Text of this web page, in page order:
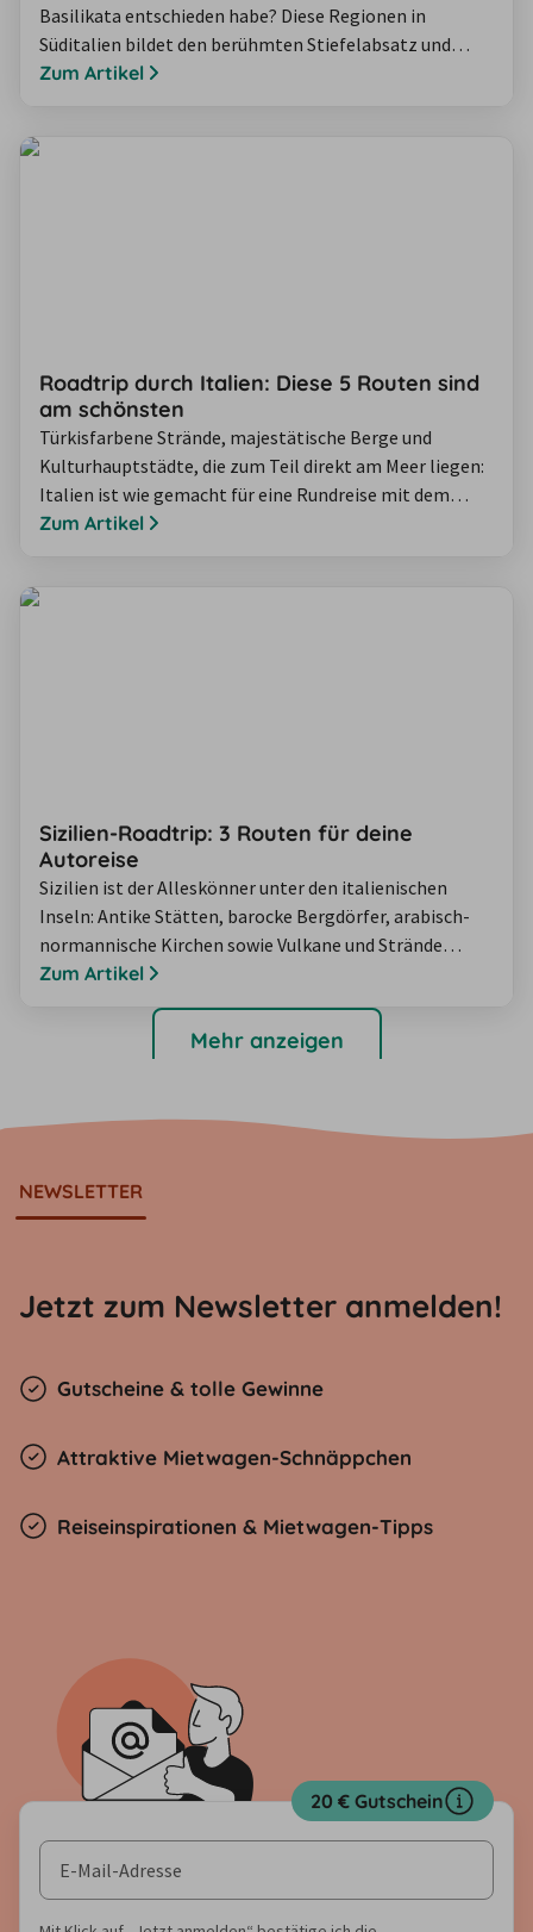
Basilikata entschieden habe? Diese Regionen in
Süditalien bildet den berühmten Stiefelabsatz und
zählen zu den ältesten Kulturlandschaften Europas.
Zum Artikel
Roadtrip durch Italien: Diese 5 Routen sind
am schönsten
Türkisfarbene Strände, majestätische Berge und
Kulturhauptstädte, die zum Teil direkt am Meer liegen:
Italien ist wie gemacht für eine Rundreise mit dem
Mietwagen. Wir stellen Ihnen fünf Routen für den
Zum Artikel
Sizilien-Roadtrip: 3 Routen für deine
Autoreise
Sizilien ist der Alleskönner unter den italienischen
Inseln: Antike Stätten, barocke Bergdörfer, arabisch-
normannische Kirchen sowie Vulkane und Strände
stehen auf dem Programm. Aber wo ist es am
eigentlich, um einmal die Insel zu umfahren? Wir haben
für Sie drei Sizilien-Roadtrips über die Insel
Zum Artikel
Mehr anzeigen
NEWSLETTER
Jetzt zum Newsletter anmelden!
Gutscheine & tolle Gewinne
Attraktive Mietwagen-Schnäppchen
Reiseinspirationen & Mietwagen-Tipps
20 € Gutschein